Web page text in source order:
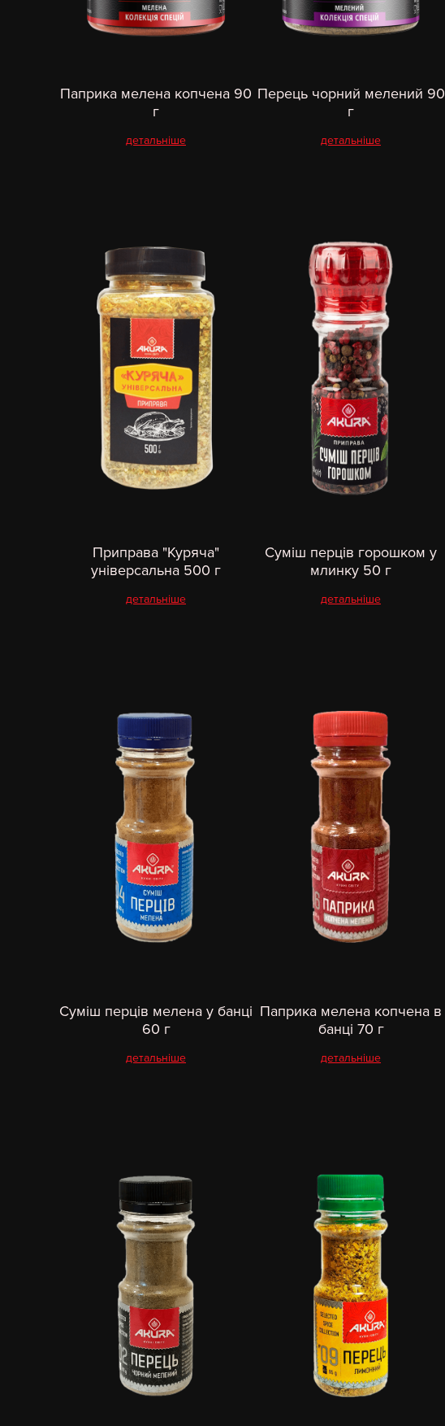
Паприка мелена копчена 90
г
детальніше
Перець чорний мелений 90
г
детальніше
Приправа "Куряча"
універсальна 500 г
детальніше
Суміш перців горошком у
млинку 50 г
детальніше
Суміш перців мелена у банці
60 г
детальніше
Паприка мелена копчена в
банці 70 г
детальніше